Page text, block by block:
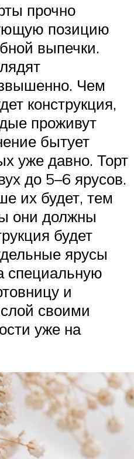
прочно
позицию
выпечки.
Чем
конструкция,
проживут
бытует
уже давно. Торт
до 5–6 ярусов.
их будет, тем
они должны
будет
ярусы
специальную
и
своими
уже на